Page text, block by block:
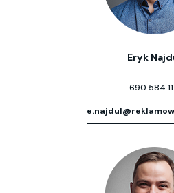
Eryk
690 584